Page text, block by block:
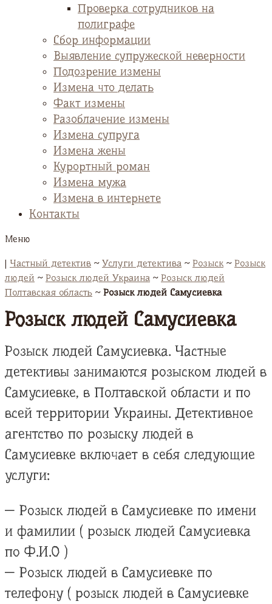
Проверка сотрудников на
полиграфе
Сбор информации
Выявление супружеской неверности
Подозрение измены
Измена что делать
Факт измены
Разоблачение измены
Измена супруга
Измена жены
Курортный роман
Измена мужа
Измена в интернете
Контакты
Меню
| Частный детектив ~ Услуги детектива ~ Розыск~ Розыск
людей ~ Розыск людей Украина ~ Розыск людей
Полтавская область ~ Розыск людей Самусиевка
Розыск людей Самусиевка
Розыск людей Самусиевка. Частные
детективы занимаются розыском людей в
Самусиевке, в Полтавской области и по
всей территории Украины. Детективное
агентство по розыску людей в
Самусиевке включает в себя следующие
услуги:
— Розыск людей в Самусиевке по имени
и фамилии ( розыск людей Самусиевка
по Ф.И.О )
— Розыск людей в Самусиевке по
телефону ( розыск людей в Самусиевке